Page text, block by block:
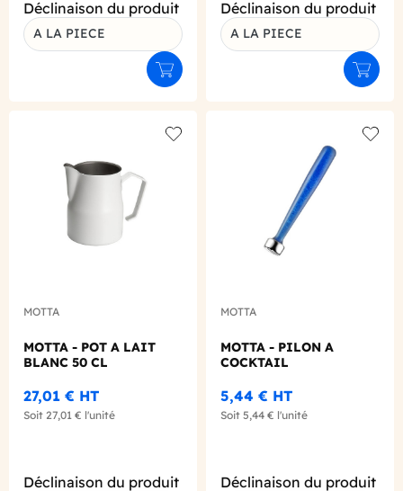
Déclinaison du produit
A LA PIECE
Ajouter au panier
Déclinaison du produit
A LA PIECE
MOTTA
MOTTA - POT A LAIT
BLANC 50 CL
27,01 € HT
Soit 27,01 € l'unité
Déclinaison du produit
MOTTA
MOTTA - PILON A
COCKTAIL
5,44 € HT
Soit 5,44 € l'unité
Déclinaison du produit